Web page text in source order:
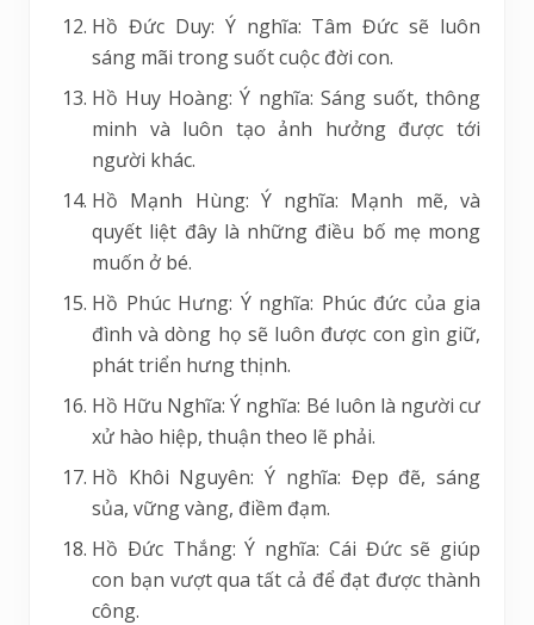
Hồ Đức Duy: Ý nghĩa: Tâm Đức sẽ luôn
sáng mãi trong suốt cuộc đời con.
Hồ Huy Hoàng: Ý nghĩa: Sáng suốt, thông
minh và luôn tạo ảnh hưởng được tới
người khác.
Hồ Mạnh Hùng: Ý nghĩa: Mạnh mẽ, và
quyết liệt đây là những điều bố mẹ mong
muốn ở bé.
Hồ Phúc Hưng: Ý nghĩa: Phúc đức của gia
đình và dòng họ sẽ luôn được con gìn giữ,
phát triển hưng thịnh.
Hồ Hữu Nghĩa: Ý nghĩa: Bé luôn là người cư
xử hào hiệp, thuận theo lẽ phải.
Hồ Khôi Nguyên: Ý nghĩa: Đẹp đẽ, sáng
sủa, vững vàng, điềm đạm.
Hồ Ðức Thắng: Ý nghĩa: Cái Đức sẽ giúp
con bạn vượt qua tất cả để đạt được thành
công.